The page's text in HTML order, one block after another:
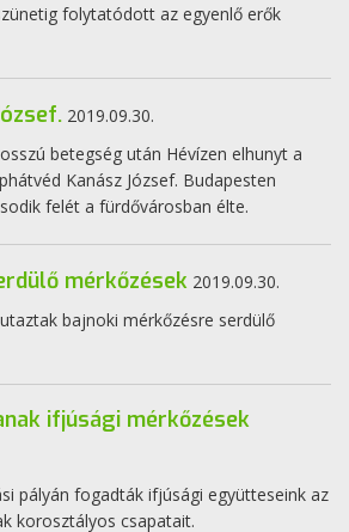
folytatódott az egyenlő erők
2019.09.30.
betegség után Hévízen elhunyt a
Kanász József. Budapesten
felét a fürdővárosban élte.
mérkőzések 2019.09.30.
bajnoki mérkőzésre serdülő
ifjúsági mérkőzések
pályán fogadták ifjúsági együtteseink az
korosztályos csapatait.